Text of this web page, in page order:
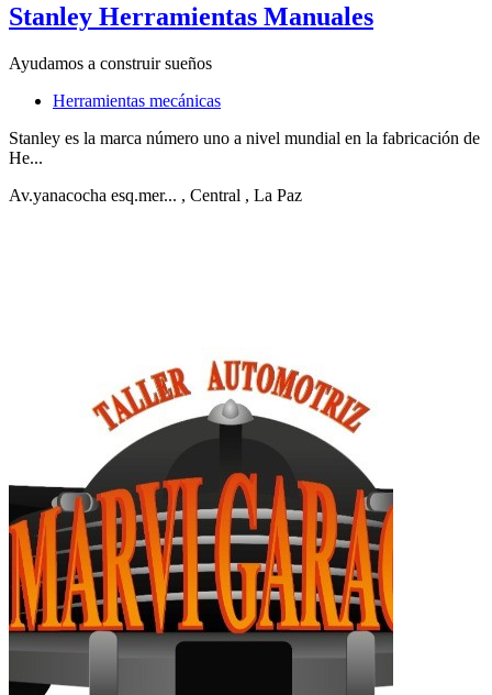
Stanley Herramientas Manuales
Ayudamos a construir sueños
Herramientas mecánicas
Stanley es la marca número uno a nivel mundial en la fabricación de
He...
Av.yanacocha esq.mer... , Central , La Paz